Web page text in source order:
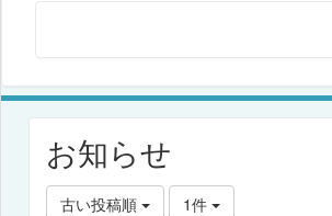
お知らせ
古い投稿順 1件